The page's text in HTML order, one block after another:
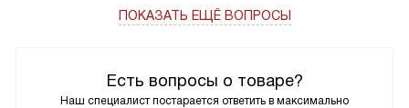
Есть вопросы о товаре?
Наш специалист постарается ответить в максимально
ПОКАЗАТЬ ЕЩЁ ВОПРОСЫ